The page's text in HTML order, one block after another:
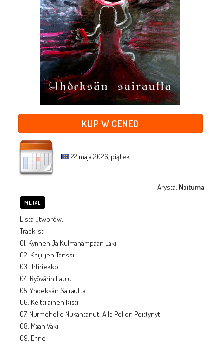
KUP W CENEO
22 maja 2026, piątek
Arysta: Noituma
METAL
Lista utworów:
Tracklist
01. Kynnen Ja Kulmahampaan Laki
02. Keijujen Tanssi
03. Ihtiriekko
04. Ryövärin Laulu
05. Yhdeksän Sairautta
06. Kelttiläinen Risti
07. Nurmehelle Nukahtanut, Alle Pellon Peittynyt
08. Maan Väki
09. Enne